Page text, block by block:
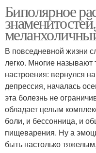
Биполярное
В повседневной жизни
легко. Многие
настроения: вернулся
депрессия, началась
эта болезнь не
обладает целым
боли, и бессонница, и
пищеварения. Ну а
быть настолько